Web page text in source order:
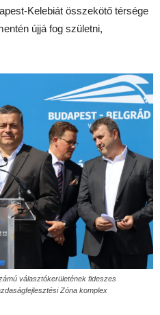
Kelebiát összekötő térsége
újjá fog születni,
választókerületének fideszes
Zóna komplex